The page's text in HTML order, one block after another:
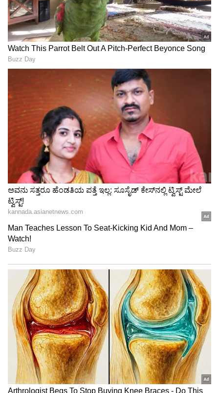
Related Articles
ಗಣೇಶ್ ಸರ್​ ನನ್ನ ಕ್ರಷ್​, ಮದ್ವೆಯಾದಾಗ ತುಂಬಾ
ನೊಂದುಕೊಂಡಿದ್ದೆ ಎಂದು ಪತ್ನಿ ಎದುರೇ ಹೇಳಿದ
Amruthadhaare ಅಪ್ಪಿ
3
6
Image Credit :Instagram
‘ಕ್ವಾಟ್ಲೆ ಕಿಚನ್’ ಶೋ
ಪ್ರಸ್ತುತ ಹನುಮಂತ ಲಮಾಣಿ ‘ಕ್ವಾಟ್ಲೆ ಕಿಚನ್’ ಶೋನಲ್ಲಿ ಕ್ವಾಟ್ಲೆ
ಆಗಿ ಎಲ್ಲರ ಗಮನ ಸೆಳೆಯುತ್ತಿದ್ದಾರೆ. ಇದರ ನಡುವೆಯೇ
ಹನುಮಂತ ಅವರ ಮದುವೆ ಯಾವಾಗ ಎನ್ನುವುದು ಅವರ
ಅಭಿಮಾನಿಗಳ ಪ್ರಶ್ನೆ.